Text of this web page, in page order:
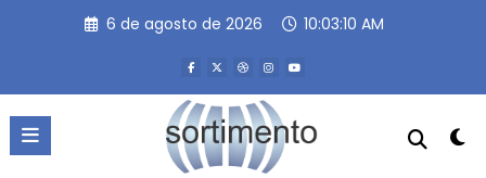
6 de agosto de 2026 10:03:10 AM